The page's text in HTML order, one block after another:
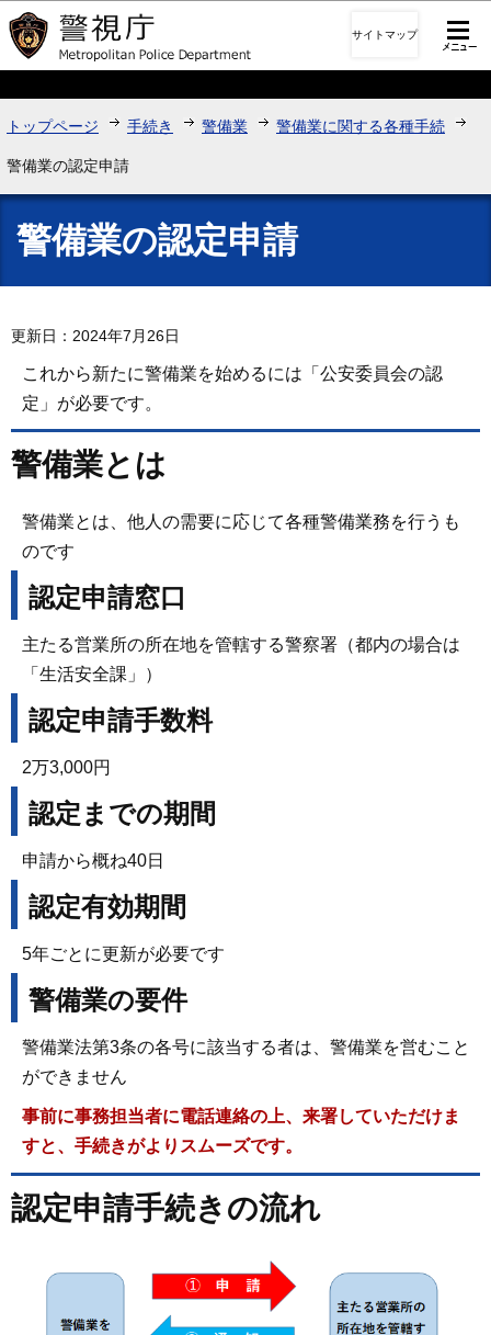
このページの本文へ移動
サイトマップ
トップページ 手続き 警備業 警備業に関する各種手続
警備業の認定申請
警備業の認定申請
更新日：2024年7月26日
これから新たに警備業を始めるには「公安委員会の認
定」が必要です。
警備業とは
警備業とは、他人の需要に応じて各種警備業務を行うも
のです
認定申請窓口
主たる営業所の所在地を管轄する警察署（都内の場合は
「生活安全課」）
認定申請手数料
2万3,000円
認定までの期間
申請から概ね40日
認定有効期間
5年ごとに更新が必要です
警備業の要件
警備業法第3条の各号に該当する者は、警備業を営むこと
ができません
事前に事務担当者に電話連絡の上、来署していただけま
すと、手続きがよりスムーズです。
認定申請手続きの流れ